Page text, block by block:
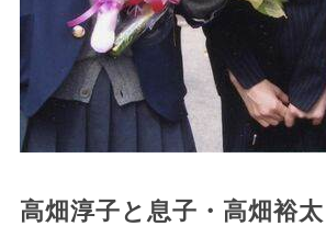
高畑淳子と息子・高畑裕太